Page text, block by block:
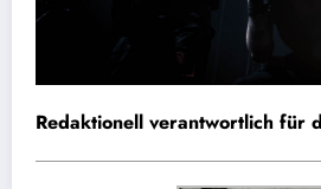
Redaktionell verantwortlich für